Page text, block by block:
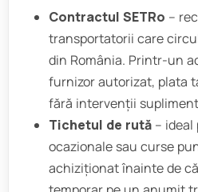
Contractul SETRo –
transportatorii care
din România. Printr-un
furnizor autorizat, plata
fără intervenții
Tichetul de rută –
ocazionale sau curse
achiziționat înainte de